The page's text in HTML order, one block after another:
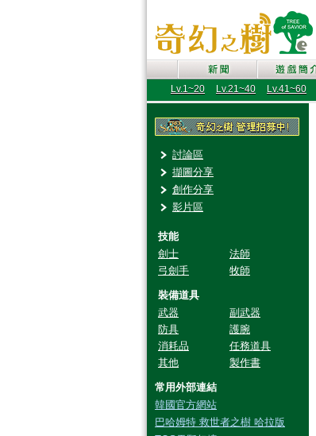
Lv.1~20 Lv.21~40 Lv.41~60
討論區
擷圖分享
創作分享
影片區
技能
劍士
法師
弓劍手
牧師
裝備道具
武器
副武器
防具
護腕
消耗品
任務道具
其他
製作書
常用外部連結
韓國官方網站
巴哈姆特 救世者之樹 哈拉版